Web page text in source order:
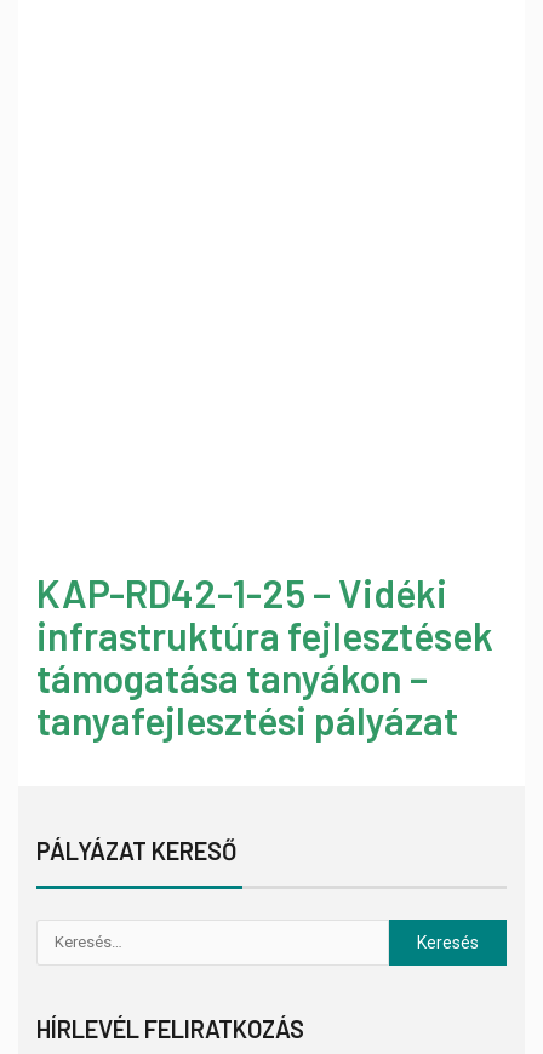
KAP-RD42-1-25 – Vidéki
infrastruktúra fejlesztések
támogatása tanyákon –
tanyafejlesztési pályázat
PÁLYÁZAT KERESŐ
HÍRLEVÉL FELIRATKOZÁS